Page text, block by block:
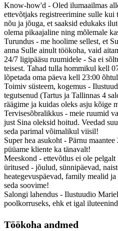
Know-how'd - Oled ilumaailmas
ettevõtjaks registreerimine sulle kui
nõu ja jõuga, et saaksid edukaks
olema pikaajaline ning mõlemale
Turundus - me hoolime sellest, et
anna Sulle ainult töökoha, vaid
24/7 ligipääsu ruumidele - Sa ei
teisest. Tahad tulla hommikul kell
lõpetada oma päeva kell 23:00
Toimiv süsteem, kogemus -
tegutsenud (Tartus ja Tallinnas 4
räägime ja kuidas oleks asju kõige
Tervisesõbralikkus - meie ruumid
just Sina oleksid hoitud. Veedad
seda parimal võimalikul viisil!
Super hea asukoht - Pärnu
püüame kliente ka tänavalt!
Meeskond - ettevõtlus ei ole pelgalt
üritused - jõulud, sünnipäevad,
heategevuspäevad, family mealid
seda soovime!
Salongi lahendus - Ilustuudio
poolkorruseks, ehk et igal
Töökoha andmed